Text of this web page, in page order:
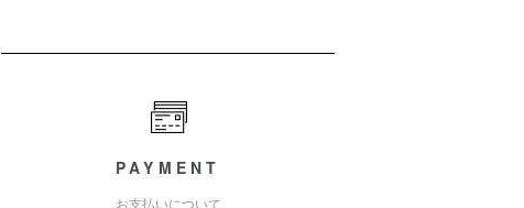
PAYMENT
お支払いについて